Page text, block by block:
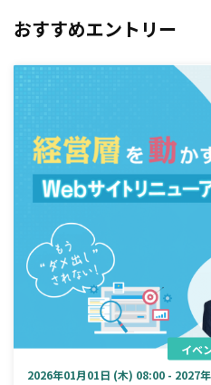
おすすめエントリー
イベ
2026年01月01日 (木) 08:00 - 2027